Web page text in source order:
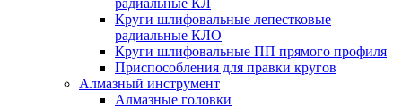
радиальные КЛ
Круги шлифовальные лепестковые
радиальные КЛО
Круги шлифовальные ПП прямого профиля
Приспособления для правки кругов
Алмазный инструмент
Алмазные головки